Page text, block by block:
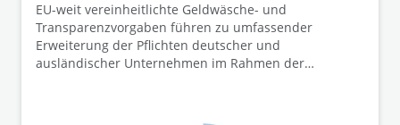
EU-weit vereinheitlichte Geldwäsche- und
Transparenzvorgaben führen zu umfassender
Erweiterung der Pflichten deutscher und
ausländischer Unternehmen im Rahmen der